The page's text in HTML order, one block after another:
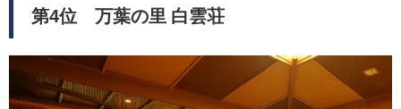
第4位 万葉の里 白雲荘